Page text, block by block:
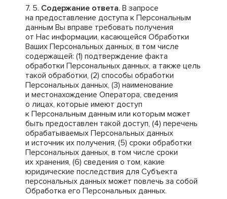
Содержание ответа. В запросе
на предоставление доступа к Персональным
данным Вы вправе требовать получения
от Нас информации, касающейся Обработки
Ваших Персональных данных, в том числе
содержащей: (1) подтверждение факта
обработки Персональных данных, а также цель
такой обработки, (2) способы обработки
Персональных данных, (3) наименование
и местонахождение Оператора, сведения
о лицах, которые имеют доступ
к Персональным данным или которым может
быть предоставлен такой доступ, (4) перечень
обрабатываемых Персональных данных
и источник их получения, (5) сроки обработки
Персональных данных, в том числе сроки
их хранения, (6) сведения о том, какие
юридические последствия для Субъекта
персональных данных может повлечь за собой
Обработка его Персональных данных.